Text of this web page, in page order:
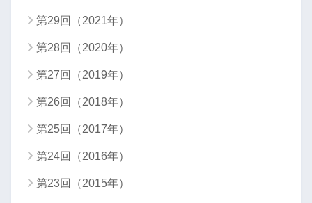
第29回（2021年）
第28回（2020年）
第27回（2019年）
第26回（2018年）
第25回（2017年）
第24回（2016年）
第23回（2015年）